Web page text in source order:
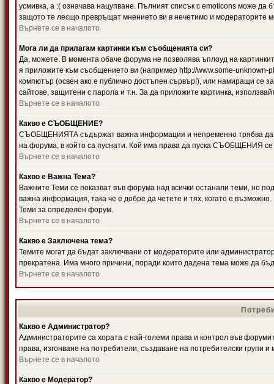
усмивка, а :( означава нацупване. Пълният списък с emoticons може да
защото те лесщо превръщат мнението ви в нечетимо и модераторите
Върнете се в началото
Мога ли да прилагам картинки към съобщенията си?
Да, можете. В момента обаче форума не позволява ъплоуд на
я приложите към съобщението ви (например http://www.some-
компютър (освен ако е публично достъпен сървър!), или намиращи се
сайтове, защитени с парола и т.н. За да приложите картинка,
Върнете се в началото
Какво е СЪОБЩЕНИЕ?
СЪОБЩЕНИЯТА съдържат важна информация и непременно трябва да
на форума, в който са пуснати. Кой има права да пуска СЪОБЩЕНИЯ се
Върнете се в началото
Какво е Важна Тема?
Важните Теми се показват във форума над всички останали теми,
важна информация, така че е добре да четете и тях, когато е
Теми за определен форум.
Върнете се в началото
Какво е Заключена тема?
Темите могат да бъдат заключвани от модераторите или
прекратена. Има много причини, поради които дадена тема може да
Върнете се в началото
Какво е Администратор?
Администраторите са хората с най-големи права и контрол във
права, изгонване на потребители, създаване на потребителски групи
Върнете се в началото
Какво е Модератор?